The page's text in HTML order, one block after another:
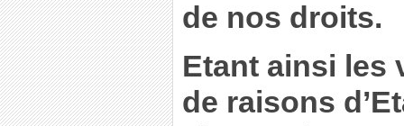
de nos droits.
Etant ainsi les
de raisons